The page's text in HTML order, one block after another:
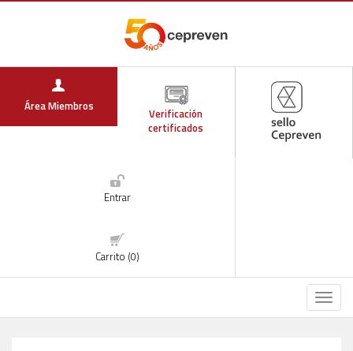
Área Miembros
Verificación
certificados
Entrar
Carrito (0)
Menú